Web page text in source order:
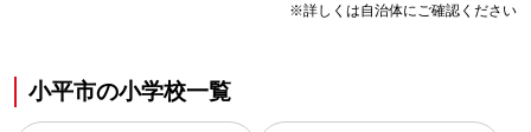
※詳しくは自治体にご確認ください
小平市の小学校一覧